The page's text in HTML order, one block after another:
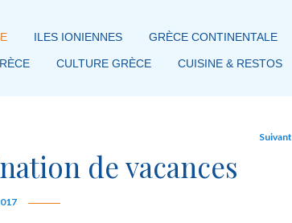
ILES IONIENNES GRÈCE CONTINENTALE
CULTURE GRÈCE CUISINE & RESTOS
Suivant
de vacances